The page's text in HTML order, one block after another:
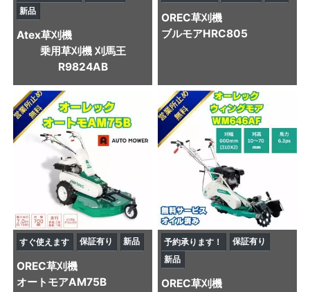
新品
Atex草刈機
乗用草刈機 刈馬王
R9824AB
OREC草刈機
ブルモアHRC805
すぐ使えます 保証有り 新品
OREC草刈機
オートモアAM75B
予約承ります！
保証有り
新品
OREC草刈機